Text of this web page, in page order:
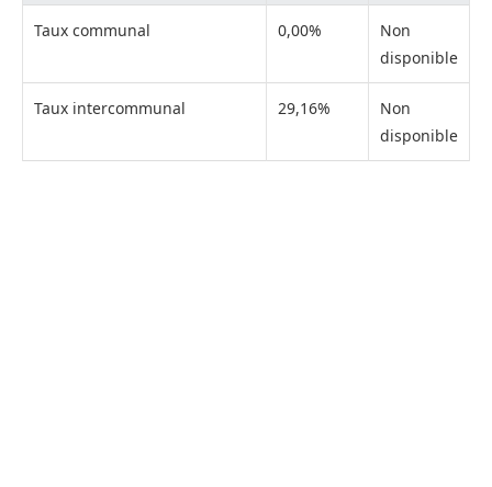
Taux communal 0,00%
Non
disponible
Taux intercommunal 29,16%
Non
disponible